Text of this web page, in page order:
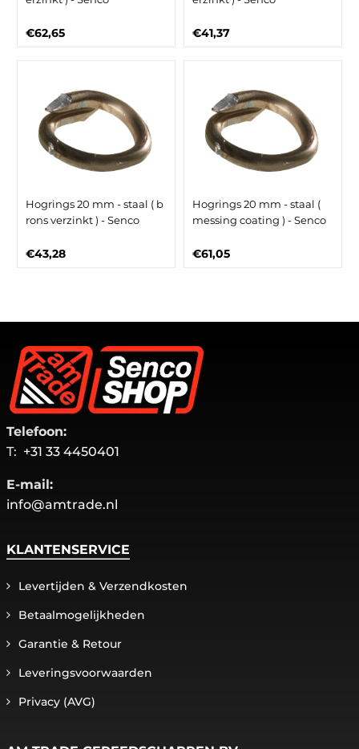
€62,65 €41,37
Hogrings 20 mm - staal ( b
rons verzinkt ) - Senco
€43,28
Hogrings 20 mm - staal (
messing coating ) - Senco
€61,05
Telefoon:
T: +31 33 4450401
E-mail:
info@amtrade.nl
KLANTENSERVICE
Levertijden & Verzendkosten
Betaalmogelijkheden
Garantie & Retour
Leveringsvoorwaarden
Privacy (AVG)